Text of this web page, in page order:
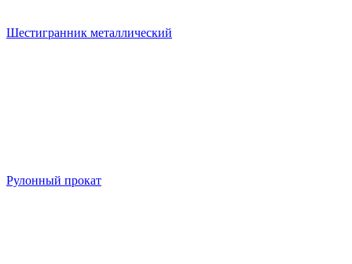
Шестигранник металлический
Рулонный прокат